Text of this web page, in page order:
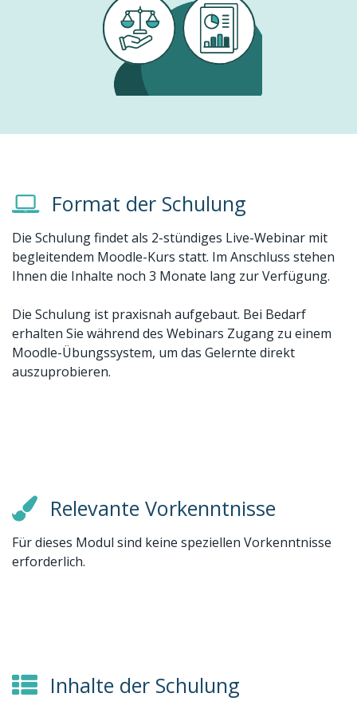
Format der Schulung
Die Schulung findet als 2-stündiges Live-Webinar mit
begleitendem Moodle-Kurs statt. Im Anschluss stehen
Ihnen die Inhalte noch 3 Monate lang zur Verfügung.
Die Schulung ist praxisnah aufgebaut. Bei Bedarf
erhalten Sie während des Webinars Zugang zu einem
Moodle-Übungssystem, um das Gelernte direkt
auszuprobieren.
Relevante Vorkenntnisse
Für dieses Modul sind keine speziellen Vorkenntnisse
erforderlich.
Inhalte der Schulung